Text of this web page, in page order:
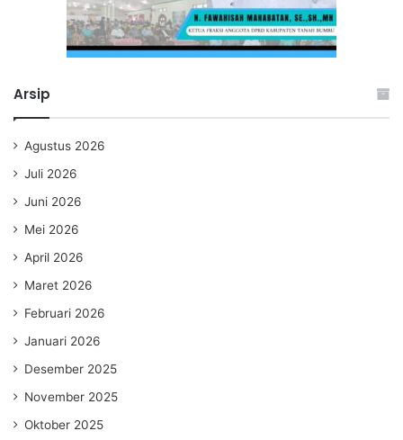
Arsip
Agustus 2026
Juli 2026
Juni 2026
Mei 2026
April 2026
Maret 2026
Februari 2026
Januari 2026
Desember 2025
November 2025
Oktober 2025